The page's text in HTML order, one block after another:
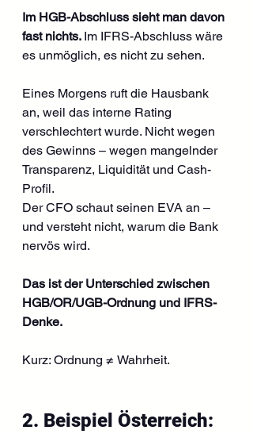
Im HGB-Abschluss sieht man davon
fast nichts. Im IFRS-Abschluss wäre
es unmöglich, es nicht zu sehen.
Eines Morgens ruft die Hausbank
an, weil das interne Rating
verschlechtert wurde. Nicht wegen
des Gewinns – wegen mangelnder
Transparenz, Liquidität und Cash-
Profil.
Der CFO schaut seinen EVA an –
und versteht nicht, warum die Bank
nervös wird.
Das ist der Unterschied zwischen
HGB/OR/UGB-Ordnung und IFRS-
Denke.
Kurz: Ordnung ≠ Wahrheit.
2. Beispiel Österreich: